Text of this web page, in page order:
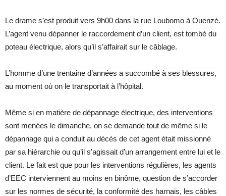
Le drame s’est produit vers 9h00 dans la rue Loubomo à Ouenzé.
L’agent venu dépanner le raccordement d’un client, est tombé du
poteau électrique, alors qu’il s’affairait sur le câblage.
L’homme d’une trentaine d’années a succombé à ses blessures,
au moment où on le transportait à l’hôpital.
Même si en matière de dépannage électrique, des interventions
sont menées le dimanche, on se demande tout de même si le
dépannage qui a conduit au décès de cet agent était missionné
par sa hiérarchie ou qu’il s’agissait d’un arrangement entre lui et le
client. Le fait est que pour les interventions régulières, les agents
d’EEC interviennent au moins en binôme, question de s’accorder
sur les normes de sécurité, la conformité des harnais, les câbles